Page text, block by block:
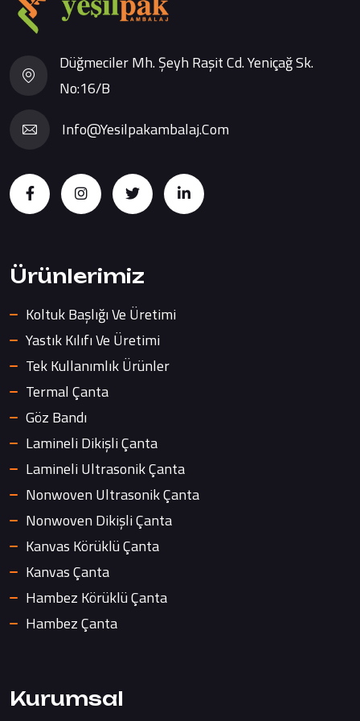
Düğmeciler Mh. Şeyh Raşit Cd. Yeniçağ Sk.
No:16/B
Info@yesilpakambalaj.com
Ürünlerimiz
Koltuk Başlığı Ve Üretimi
Yastık Kılıfı Ve Üretimi
Tek Kullanımlık Ürünler
Termal Çanta
Göz Bandı
Lamineli Dikişli Çanta
Lamineli Ultrasonik Çanta
Nonwoven Ultrasonik Çanta
Nonwoven Dikişli Çanta
Kanvas Körüklü Çanta
Kanvas Çanta
Hambez Körüklü Çanta
Hambez Çanta
Kurumsal